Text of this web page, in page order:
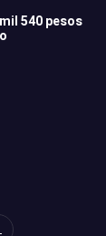
540 pesos